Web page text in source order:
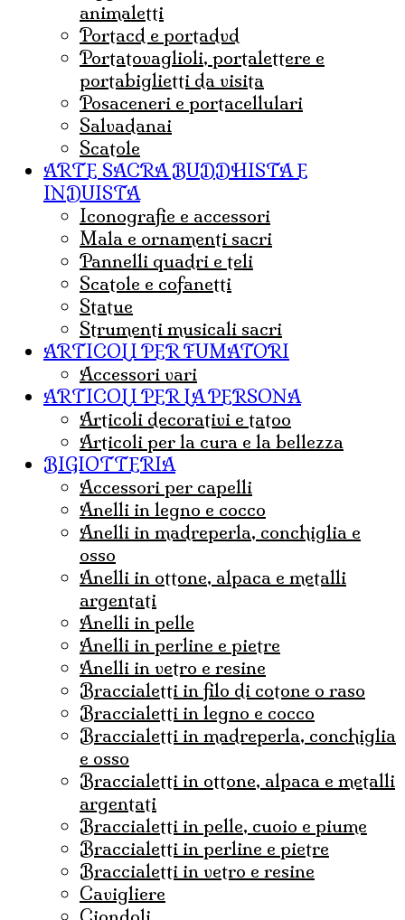
animaletti
portacd e portadvd
portatovaglioli, portalettere e
portabiglietti da visita
posaceneri e portacellulari
salvadanai
scatole
ARTE SACRA BUDDHISTA E
INDUISTA
iconografie e accessori
mala e ornamenti sacri
pannelli quadri e teli
Scatole e cofanetti
statue
strumenti musicali sacri
ARTICOLI PER FUMATORI
Accessori vari
ARTICOLI PER LA PERSONA
articoli decorativi e tatoo
articoli per la cura e la bellezza
BIGIOTTERIA
accessori per capelli
anelli in legno e cocco
anelli in madreperla, conchiglia e
osso
anelli in ottone, alpaca e metalli
argentati
anelli in pelle
anelli in perline e pietre
anelli in vetro e resine
braccialetti in filo di cotone o raso
braccialetti in legno e cocco
braccialetti in madreperla, conchiglia
e osso
braccialetti in ottone, alpaca e metalli
argentati
braccialetti in pelle, cuoio e piume
braccialetti in perline e pietre
braccialetti in vetro e resine
cavigliere